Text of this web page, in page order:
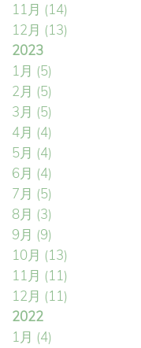
11月 (14)
12月 (13)
2023
1月 (5)
2月 (5)
3月 (5)
4月 (4)
5月 (4)
6月 (4)
7月 (5)
8月 (3)
9月 (9)
10月 (13)
11月 (11)
12月 (11)
2022
1月 (4)